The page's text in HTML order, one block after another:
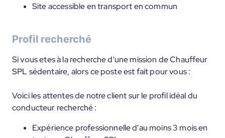
Site accessible en transport en commun
Profil recherché
Si vous etes à la recherche d'une mission de Chauffeur
SPL sédentaire, alors ce poste est fait pour vous :
Voici les attentes de notre client sur le profil idéal du
conducteur recherché :
Expérience professionnelle d'au moins 3 mois en